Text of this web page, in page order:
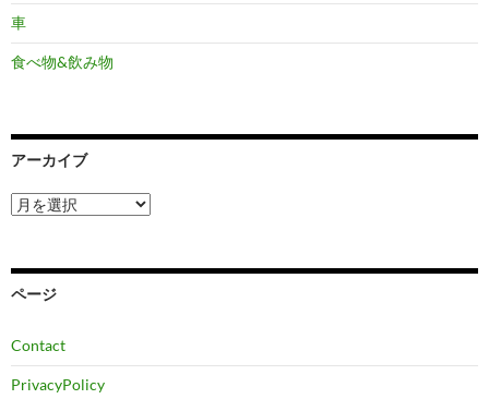
車
食べ物&飲み物
アーカイブ
ア
ー
ブ
ページ
Contact
PrivacyPolicy